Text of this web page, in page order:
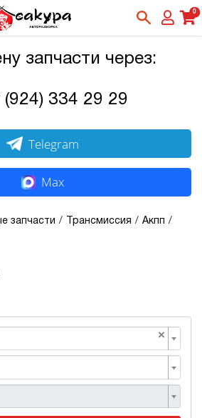
0
запчасти через:
(924) 334 29 29
Telegram
Max
запчасти Трансмиссия
Акпп
×